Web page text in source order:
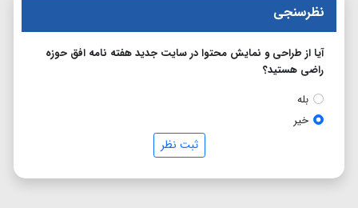
نظرسنجی
آیا از طراحی و نمایش محتوا در سایت جدید هفته نامه افق حوزه
راضی هستید؟
بله
خیر
ثبت نظر